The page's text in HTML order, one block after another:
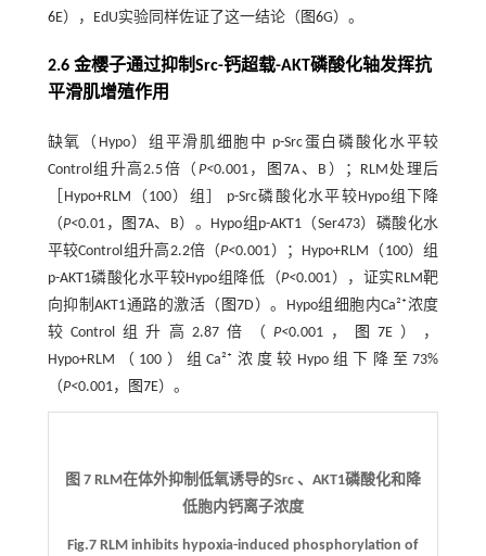
6E），EdU实验同样佐证了这一结论（ 图6G）。
2.6 金樱子通过抑制Src-钙超载-AKT磷酸化轴发挥抗
平滑肌增殖作用
缺氧（Hypo）组平滑肌细胞中 p-Src蛋白磷酸化水平较
Control组升高2.5倍（ P<0.001， 图7A、B）；RLM处理后
［Hypo+RLM（100）组］ p-Src磷酸化水平较Hypo组下降
（P<0.01， 图7A、B）。Hypo组p-AKT1（Ser473）磷酸化水
平较Control组升高2.2倍（P<0.001）；Hypo+RLM（100）组
p-AKT1磷酸化水平较Hypo组降低（P<0.001），证实RLM靶
向抑制AKT1通路的激活（ 图7D）。Hypo组细胞内Ca²⁺浓度
较Control组升高2.87倍（ P<0.001， 图7E），
Hypo+RLM（100）组Ca²⁺浓度较Hypo组下降至73%
（P<0.001， 图7E）。
图 7 RLM在体外抑制低氧诱导的Src 、AKT1磷酸化和降
低胞内钙离子浓度
Fig.7 RLM inhibits hypoxia-induced phosphorylation of